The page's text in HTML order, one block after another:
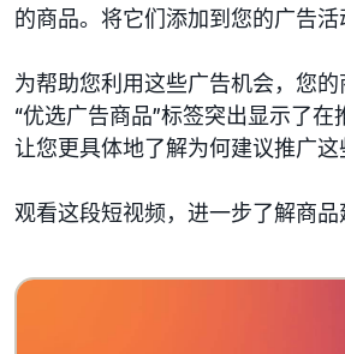
的商品。将它们添加到您的广告
为帮助您利用这些广告机会，您
“优选广告商品”标签突出显示了
让您更具体地了解为何建议推广
观看这段短视频，进一步了解商